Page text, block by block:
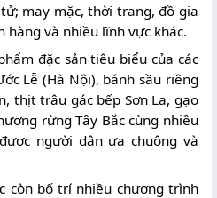
may mặc, thời trang, đồ gia
hàng và nhiều lĩnh vực khác.
đặc sản tiêu biểu của các
Lễ (Hà Nội), bánh sầu riêng
thịt trâu gác bếp Sơn La, gạo
rừng Tây Bắc cùng nhiều
người dân ưa chuộng và
còn bố trí nhiều chương trình